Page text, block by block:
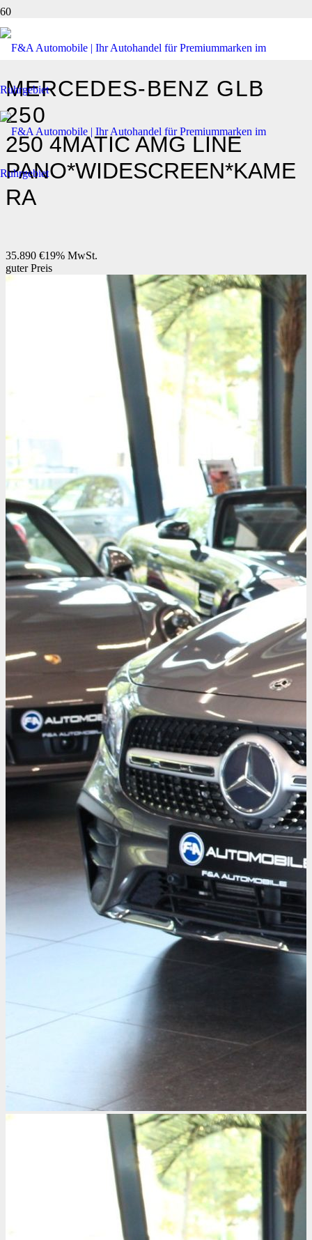
MERCEDES-BENZ GLB
250
250 4MATIC AMG LINE
PANO*WIDESCREEN*KAME
RA
35.890 €19% MwSt.
guter Preis